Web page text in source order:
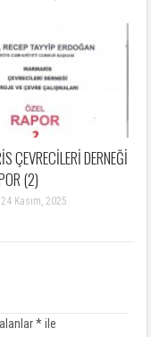
ÇEVRECİLERİ DERNEĞİ
(2)
Kasım, 2025
*ile